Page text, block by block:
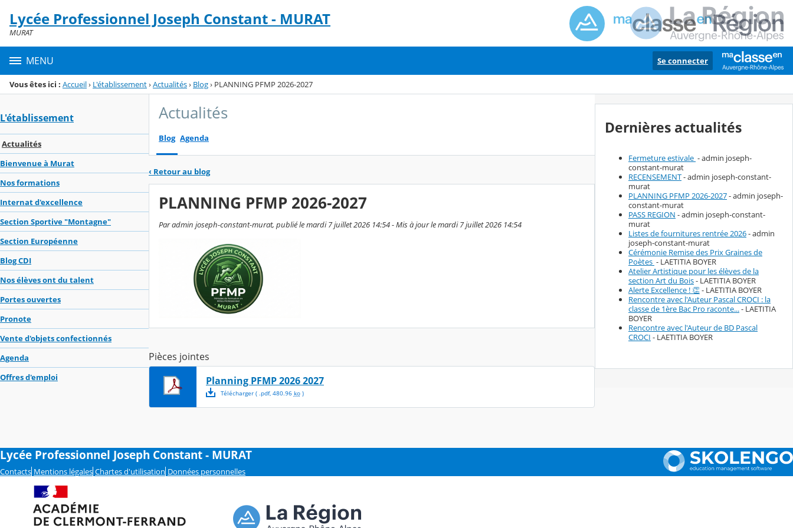
Menu de la rubrique
Contenu
Lycée Professionnel Joseph Constant - MURAT
MURAT
MENU Se connecter
Vous êtes ici : Accueil› L'établissement›Actualités› Blog› PLANNING PFMP 2026-2027
L'établissement
Actualités
Bienvenue à Murat
Nos formations
Internat d'excellence
Section Sportive "Montagne"
Section Européenne
Blog CDI
Nos élèves ont du talent
Portes ouvertes
Pronote
Vente d'objets confectionnés
Agenda
Offres d'emploi
Actualités
Blog Agenda
‹ Retour au blog
PLANNING PFMP 2026-2027
Par admin joseph-constant-murat, publié le mardi 7 juillet 2026 14:54 - Mis à jour le mardi 7 juillet 2026 14:54
Pièces jointes
Planning PFMP 2026 2027
Télécharger( .pdf, 480.96 ko)
Dernières actualités
Fermeture estivale - admin joseph-
constant-murat
RECENSEMENT- admin joseph-constant-
murat
PLANNING PFMP 2026-2027- admin joseph-
constant-murat
PASS REGION - admin joseph-constant-
murat
Listes de fournitures rentrée 2026- admin
joseph-constant-murat
Cérémonie Remise des Prix Graines de
Poètes - LAETITIA BOYER
Atelier Artistique pour les élèves de la
section Art du Bois- LAETITIA BOYER
Alerte Excellence ! 👏- LAETITIA BOYER
Rencontre avec l'Auteur Pascal CROCI : la
classe de 1ère Bac Pro raconte...- LAETITIA
BOYER
Rencontre avec l'Auteur de BD Pascal
CROCI - LAETITIA BOYER
Lycée Professionnel Joseph Constant - MURAT
Contacts Mentions légales Chartes d'utilisation Données personnelles